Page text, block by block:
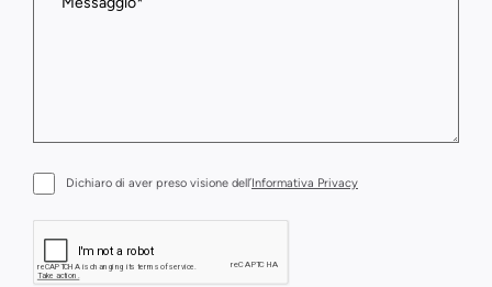
Dichiaro di aver preso visione dell’Informativa Privacy